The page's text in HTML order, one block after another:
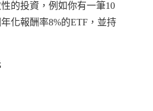
的投資，例如你有一筆10
化報酬率8%的ETF，並持